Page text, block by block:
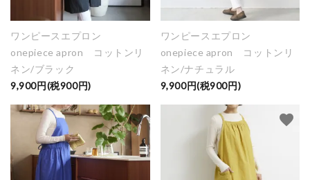
ワンピースエプロン
onepiece apron コットンリ
ネン/ブラック
9,900円(税900円)
ワンピースエプロン
onepiece apron コットンリ
ネン/ナチュラル
9,900円(税900円)
favorite favorite